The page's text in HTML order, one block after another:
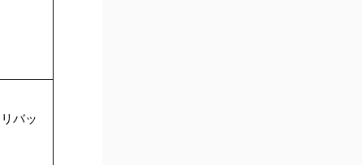
バッ